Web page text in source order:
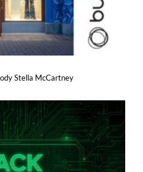
Stella McCartney